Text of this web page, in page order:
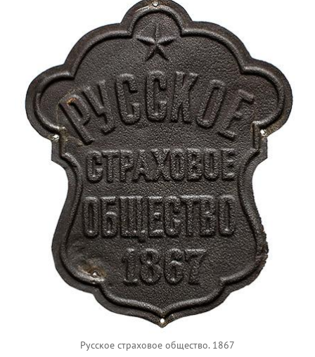
Русское страховое общество. 1867